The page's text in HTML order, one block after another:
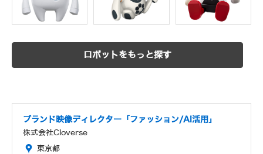
ロボットをもっと探す
ブランド映像ディレクター「ファッション/AI活用」
株式会社Cloverse
東京都